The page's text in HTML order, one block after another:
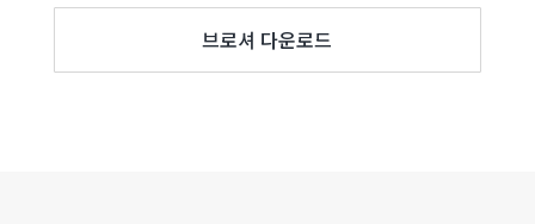
브로셔 다운로드